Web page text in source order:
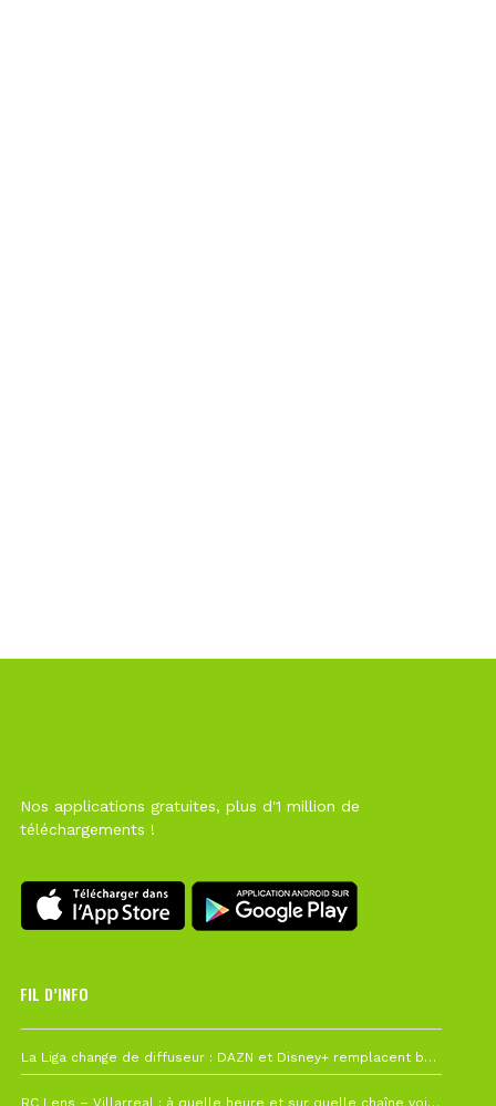
Nos applications gratuites, plus d'1 million de
téléchargements !
FIL D’INFO
La Liga change de diffuseur : DAZN et Disney+ remplacent beIN Sports !
RC Lens – Villarreal : à quelle heure et sur quelle chaîne voir la finale de la Como Cup ?